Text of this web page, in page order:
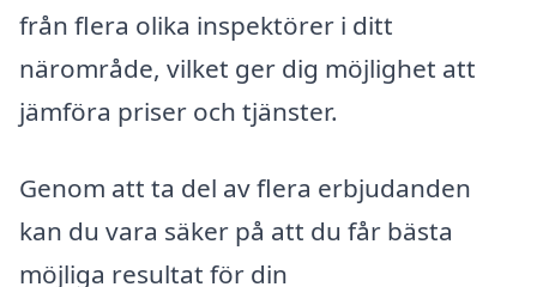
från flera olika inspektörer i ditt
närområde, vilket ger dig möjlighet att
jämföra priser och tjänster.
Genom att ta del av flera erbjudanden
kan du vara säker på att du får bästa
möjliga resultat för din